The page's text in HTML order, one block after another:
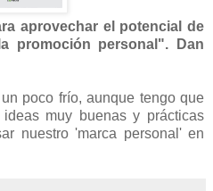
aprovechar el potencial de
promoción personal". Dan
poco frío, aunque tengo que
muy buenas y prácticas
nuestro 'marca personal' en